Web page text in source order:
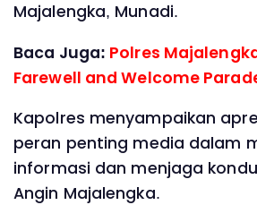
Majalengka, Munadi.
Baca Juga: Polres
Farewell and Welcome
Kapolres menyampaikan
peran penting media dalam
informasi dan menjaga
Angin Majalengka.